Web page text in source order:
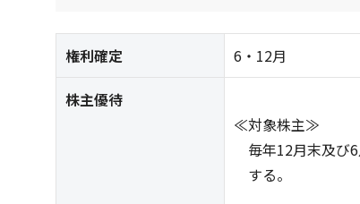
権利確定 6・12月
株主優待
≪対象株主≫
毎年12月末及び
する。